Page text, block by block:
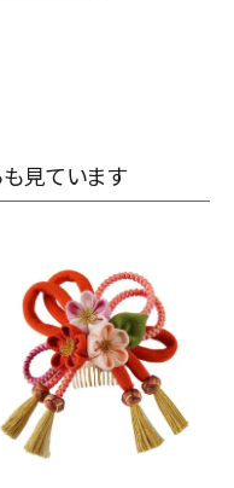
見ています